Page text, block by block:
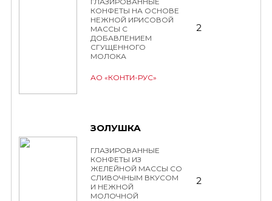
КОНФЕТЫ НА ОСНОВЕ
НЕЖНОЙ ИРИСОВОЙ
МАССЫ С
ДОБАВЛЕНИЕМ
СГУЩЕННОГО
МОЛОКА
АО «КОНТИ-РУС»
2
ЗОЛУШКА
ГЛАЗИРОВАННЫЕ
КОНФЕТЫ ИЗ
ЖЕЛЕЙНОЙ МАССЫ СО
СЛИВОЧНЫМ ВКУСОМ
И НЕЖНОЙ
МОЛОЧНОЙ
2